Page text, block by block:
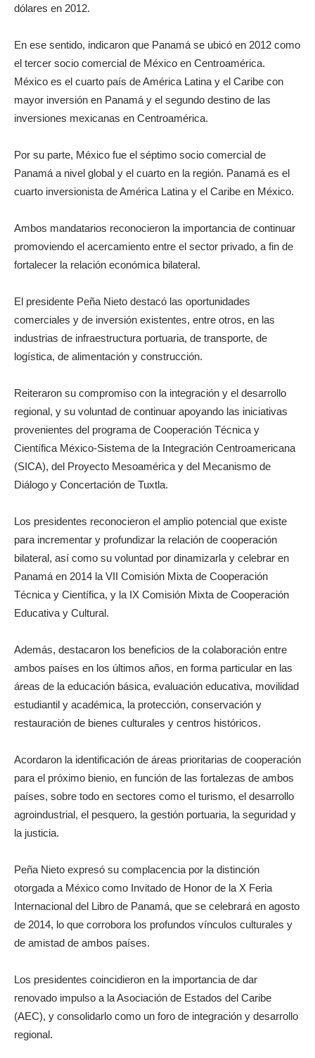
dólares en 2012.
En ese sentido, indicaron que Panamá se ubicó en 2012 como
el tercer socio comercial de México en Centroamérica.
México es el cuarto país de América Latina y el Caribe con
mayor inversión en Panamá y el segundo destino de las
inversiones mexicanas en Centroamérica.
Por su parte, México fue el séptimo socio comercial de
Panamá a nivel global y el cuarto en la región. Panamá es el
cuarto inversionista de América Latina y el Caribe en México.
Ambos mandatarios reconocieron la importancia de continuar
promoviendo el acercamiento entre el sector privado, a fin de
fortalecer la relación económica bilateral.
El presidente Peña Nieto destacó las oportunidades
comerciales y de inversión existentes, entre otros, en las
industrias de infraestructura portuaria, de transporte, de
logística, de alimentación y construcción.
Reiteraron su compromiso con la integración y el desarrollo
regional, y su voluntad de continuar apoyando las iniciativas
provenientes del programa de Cooperación Técnica y
Científica México-Sistema de la Integración Centroamericana
(SICA), del Proyecto Mesoamérica y del Mecanismo de
Diálogo y Concertación de Tuxtla.
Los presidentes reconocieron el amplio potencial que existe
para incrementar y profundizar la relación de cooperación
bilateral, así como su voluntad por dinamizarla y celebrar en
Panamá en 2014 la VII Comisión Mixta de Cooperación
Técnica y Científica, y la IX Comisión Mixta de Cooperación
Educativa y Cultural.
Además, destacaron los beneficios de la colaboración entre
ambos países en los últimos años, en forma particular en las
áreas de la educación básica, evaluación educativa, movilidad
estudiantil y académica, la protección, conservación y
restauración de bienes culturales y centros históricos.
Acordaron la identificación de áreas prioritarias de cooperación
para el próximo bienio, en función de las fortalezas de ambos
países, sobre todo en sectores como el turismo, el desarrollo
agroindustrial, el pesquero, la gestión portuaria, la seguridad y
la justicia.
Peña Nieto expresó su complacencia por la distinción
otorgada a México como Invitado de Honor de la X Feria
Internacional del Libro de Panamá, que se celebrará en agosto
de 2014, lo que corrobora los profundos vínculos culturales y
de amistad de ambos países.
Los presidentes coincidieron en la importancia de dar
renovado impulso a la Asociación de Estados del Caribe
(AEC), y consolidarlo como un foro de integración y desarrollo
regional.